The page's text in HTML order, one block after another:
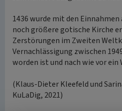
1436 wurde mit den
noch größere gotische Kirche
Zerstörungen im Zweiten
Vernachlässigung zwischen
worden ist und nach wie vor
(Klaus-Dieter Kleefeld und
KuLaDig, 2021)